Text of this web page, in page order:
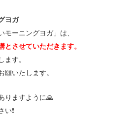
ヨガ
モーニングヨガ」は、
とさせていただきます。
ます。
願いたします。
りますように🙏
❗️